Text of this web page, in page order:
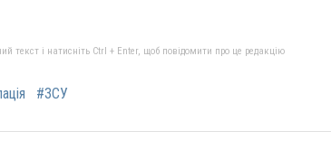
текст і натисніть Ctrl + Enter, щоб повідомити про це редакцію
#ЗСУ